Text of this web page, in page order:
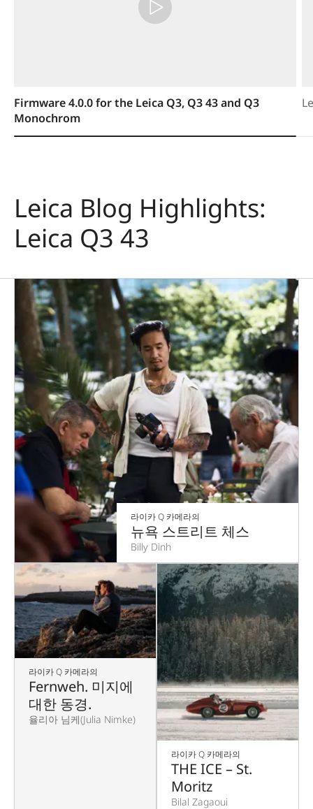
Firmware 4.0.0 for the Leica Q3, Q3 43 and Q3
Monochrom
Leica Blog Highlights:
Leica Q3 43
라이카 Q 카메라의
뉴욕 스트리트 체스
Billy Dinh
라이카 Q 카메라의
Fernweh. 미지에
대한 동경.
율리아 님케(Julia Nimke)
라이카 Q 카메라의
THE ICE – St.
Moritz
Bilal Zagaoui